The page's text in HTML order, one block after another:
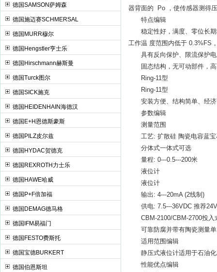
德国SAMSON萨姆森
德国施迈赛SCHMERSAL
德国MURR穆尔
德国Hengstler亨士乐
德国Hirschmann赫斯曼
德国Turck图尔
德国SICK施克
德国HEIDENHAIN海德汉
德国E+H恩德斯豪斯
德国PILZ皮尔兹
德国HYDAC贺德克
德国REXROTH力士乐
德国HAWE哈威
德国P+F倍加福
德国DEMAG德马格
德国IFM易福门
德国FESTO费斯托
德国宝德BURKERT
德国伯恩斯坦
器背面的 Po ，使传感器测得
特点编辑
稳定性好，满度、零位长期
工作温 度范围内低于 0.3%FS
具有反向保护、限流保护电
固态结构，无可动部件，高
Ring-11型
Ring-11型
安装方便、结构简单、经济
参数编辑
测量范围
工艺: 扩散硅 陶瓷电容蓝宝
分体式一体式可选
量程: 0---0.5---200米
液位计
液位计
输出: 4---20mA (2线制)
供电: 7.5---36VDC 推荐
CBM-2100/CBM-2700投入
可靠防腐并带有陶瓷测量单
适用范围编辑
静压式液位计适用于石油化
性能优点编辑